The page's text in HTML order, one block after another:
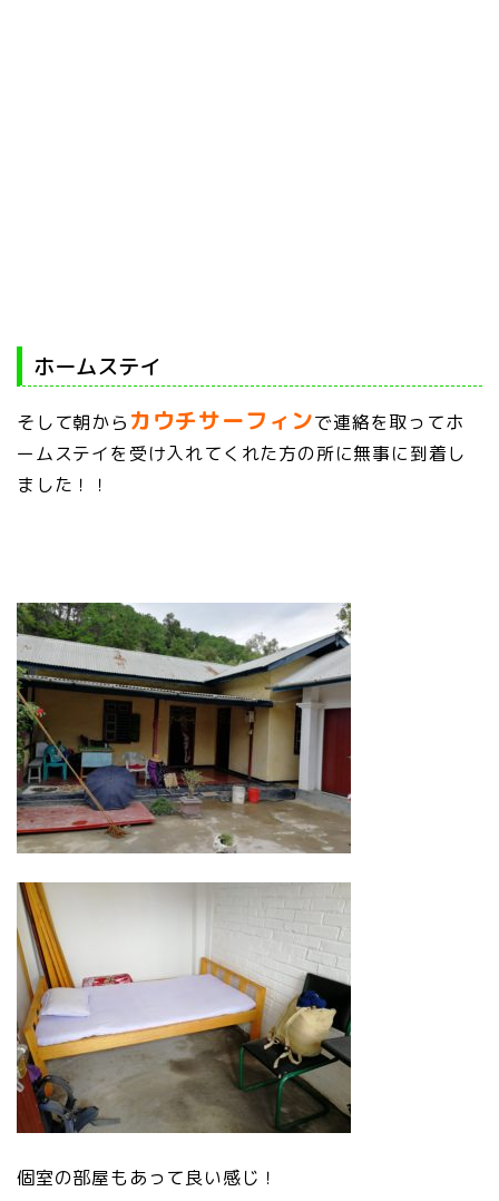
ホームステイ
そして朝から カウチサーフィンで連絡を取ってホ
ームステイを受け入れてくれた方の所に無事に到着し
ました！！
個室の部屋もあって良い感じ！